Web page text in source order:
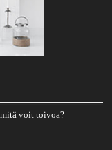
voit toivoa?